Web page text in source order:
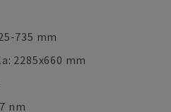
735 mm
2285x660 mm
nm